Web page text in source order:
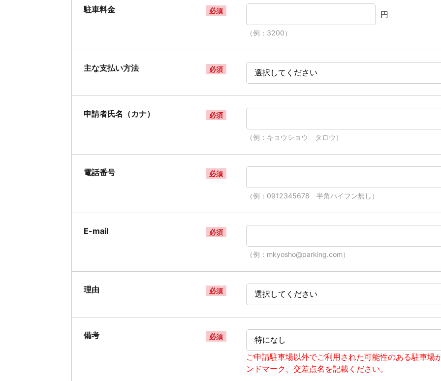
駐車料金 必須 円
（例：3200）
主な支払い方法 必須
申請者氏名（カナ） 必須
（例：キョウショウ タロウ）
電話番号 必須
（例：0912345678 半角ハイフン無し）
E-mail 必須
（例：mkyosho@parking.com）
理由 必須
備考 必須
ご申請駐車場以外でご利用された可能性のある駐車場
ンドマーク、交差点名を記載ください。